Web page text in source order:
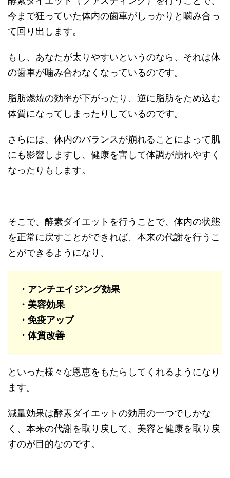
今まで狂っていた体内の歯車がしっかりと噛み合っ
て回り出します。
もし、あなたが太りやすいというのなら、それは体
の歯車が噛み合わなくなっているのです。
脂肪燃焼の効率が下がったり、逆に脂肪をため込む
体質になってしまったりしているのです。
さらには、体内のバランスが崩れることによって肌
にも影響しますし、健康を害して体調が崩れやすく
なったりもします。
そこで、酵素ダイエットを行うことで、体内の状態
を正常に戻すことができれば、本来の代謝を行うこ
とができるようになり、
・アンチエイジング効果
・美容効果
・免疫アップ
・体質改善
といった様々な恩恵をもたらしてくれるようになり
ます。
減量効果は酵素ダイエットの効用の一つでしかな
く、本来の代謝を取り戻して、美容と健康を取り戻
すのが目的なのです。